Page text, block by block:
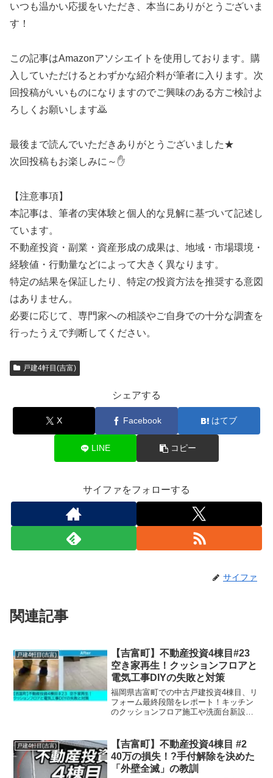
いつも温かい応援をいただき、本当にありがとうございま
す！
この記事はAmazonアソシエイトを使用しております。購
入していただけるとわずかな紹介料が筆者に入ります。次
回投稿がいいものになりますのでご興味のある方ご検討よ
ろしくお願いします🙇
最後まで読んでいただきありがとうございました★
次回投稿もお楽しみに～✋
【注意事項】
本記事は、筆者の実体験と個人的な見解に基づいて記述し
ています。
不動産投資・副業・資産形成の成果は、地域・市場環境・
経験値・行動量などによって大きく異なります。
特定の結果を保証したり、特定の投資方法を推奨する意図
はありません。
必要に応じて、専門家への相談やご自身での十分な調査を
行ったうえで判断してください。
戸建4軒目(吉富)
シェアする
X Facebook はてブ
LINE コピー
サイファをフォローする
サイファ
関連記事
戸建4軒目(吉富)
【吉富町】不動産投資4棟目#23
空き家再生！クッションフロアと
電気工事DIYの失敗と対策
福岡県吉富町での中古戸建投資4棟目、リ
フォーム最終段階をレポート！キッチン
のクッションフロア施工や洗面台新設の
を解説。サイドFIRE大家が教える、現場
のリアルなリカバリー術です。
戸建4軒目(吉富)
【吉富町】不動産投資4棟目 #2
40万の損失！?手付解除を決めた
「外壁全滅」の教訓